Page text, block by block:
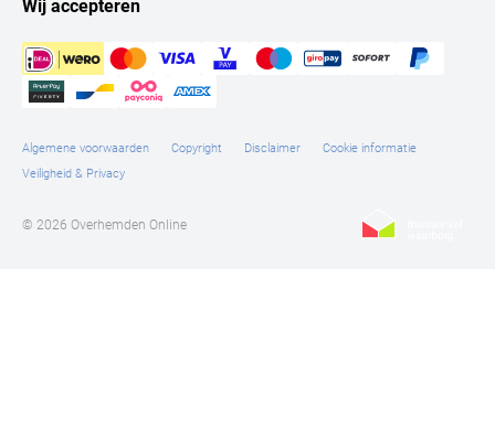
Wij accepteren
Algemene voorwaarden Copyright Disclaimer
Cookie informatie
Veiligheid & Privacy
© 2026 Overhemden Online